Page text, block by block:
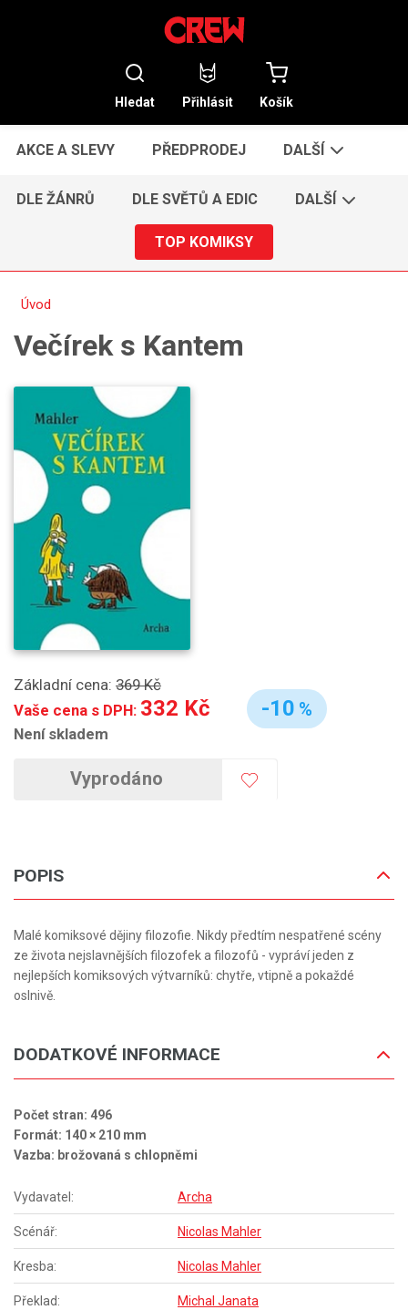
Hledat Přihlásit Košík
AKCE A SLEVY PŘEDPRODEJ DALŠÍ
DLE ŽÁNRŮ DLE SVĚTŮ A EDIC DALŠÍ
TOP KOMIKSY
Úvod
Večírek s Kantem
Základní cena: 369 Kč
Vaše cena s DPH: 332 Kč
Není skladem
-10 %
Vyprodáno
POPIS
Malé komiksové dějiny filozofie. Nikdy předtím nespatřené scény
ze života nejslavnějších filozofek a filozofů - vypráví jeden z
nejlepších komiksových výtvarníků: chytře, vtipně a pokaždé
oslnivě.
DODATKOVÉ INFORMACE
Počet stran: 496
Formát: 140 × 210 mm
Vazba: brožovaná s chlopněmi
Vydavatel: Archa
Scénář: Nicolas Mahler
Kresba: Nicolas Mahler
Překlad: Michal Janata